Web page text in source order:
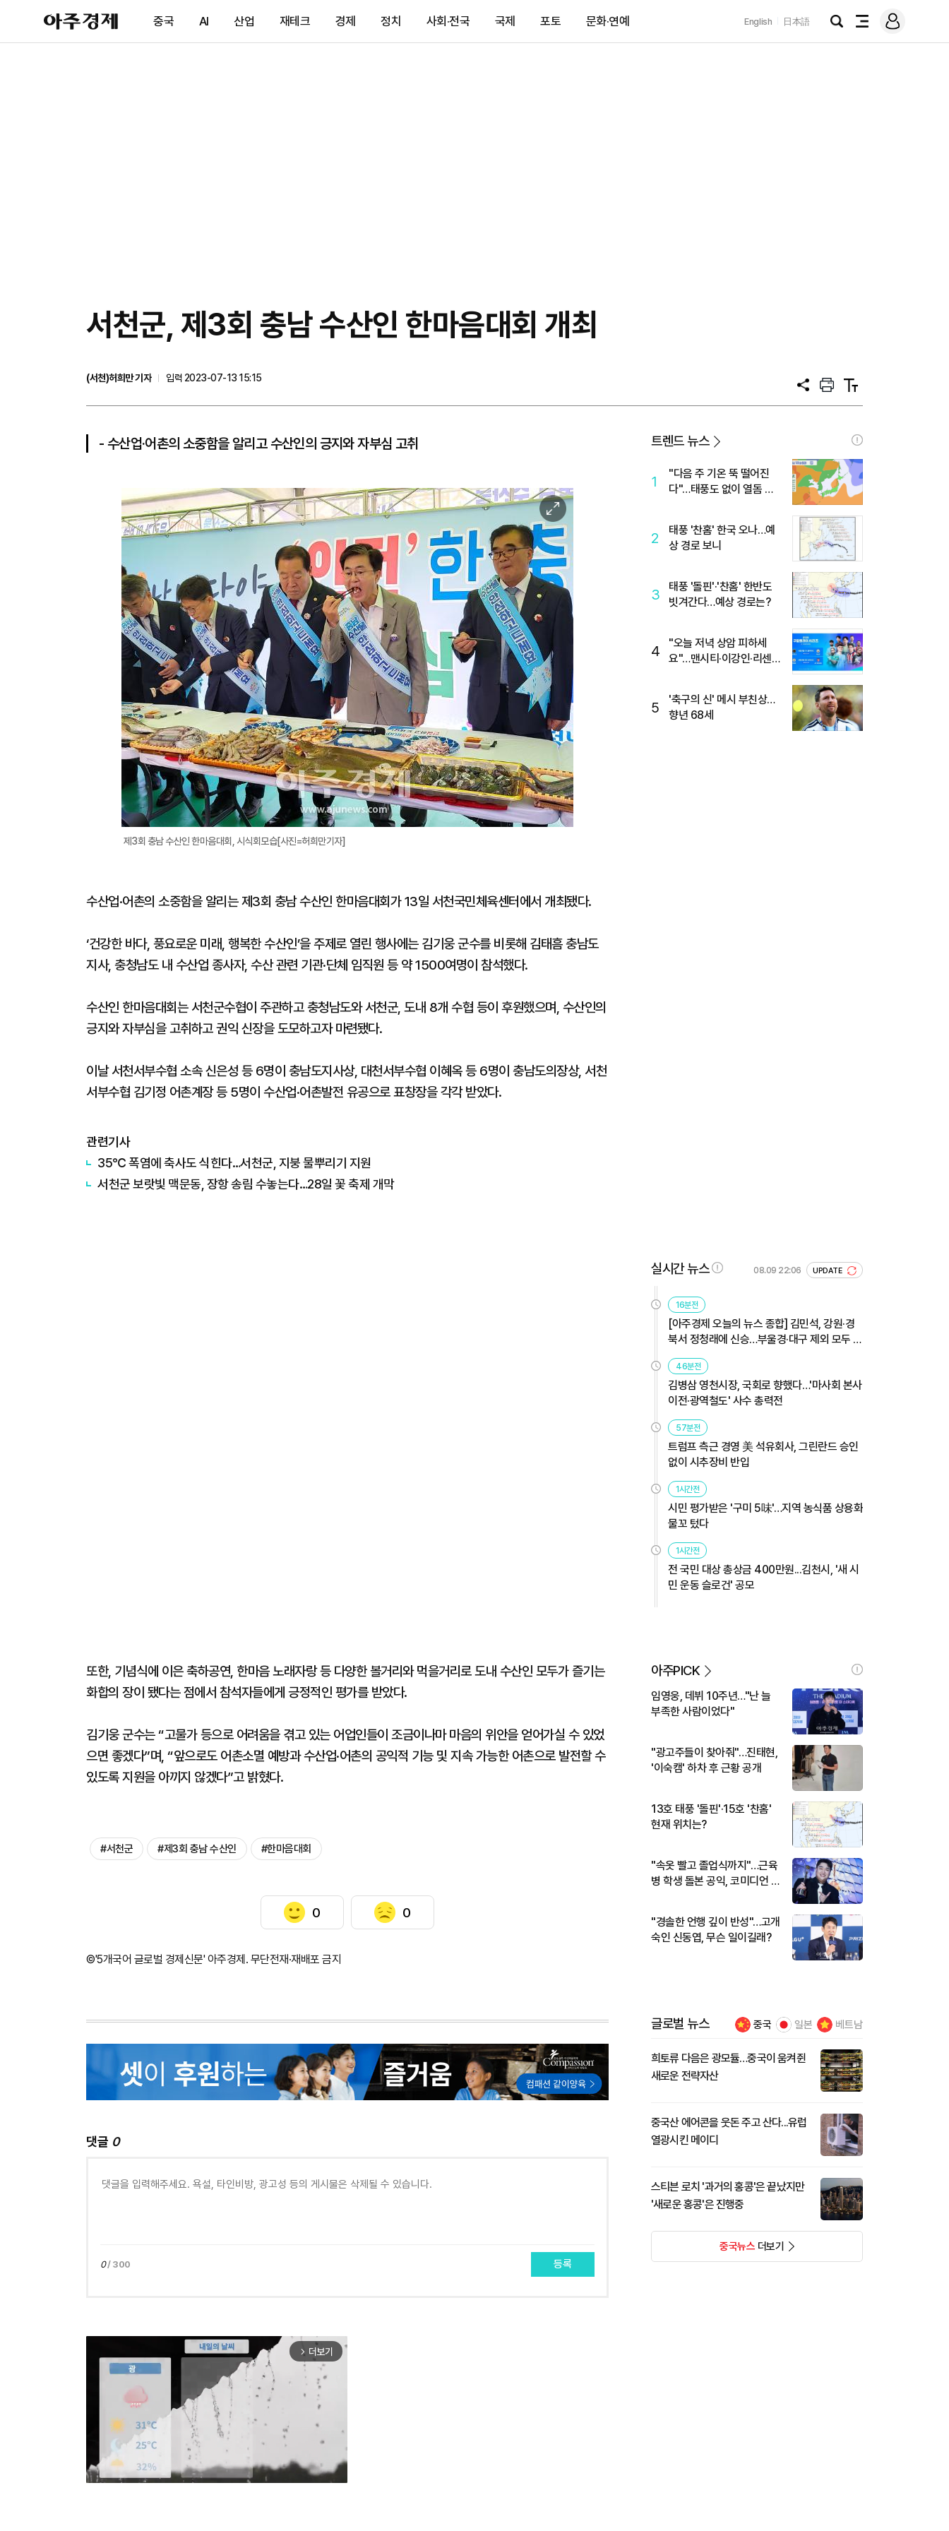
아
주
제
중국 AI 산업 재테크 경제 정치 사회·전국 국제 포토 문화·연예 English 日本語
검
전
메
그
서천군, 제3회 충남 수산인 한마음대회 개최
(서천)허희만 기자
입력 2023-07-13 15:15
공
프
트
텍
트
- 수산업·어촌의 소중함을 알리고 수산인의 긍지와 자부심 고취
이
미
지
확
대
제3회 충남 수산인 한마음대회, 시식회모습[사진=허희만기자]
수산업·어촌의 소중함을 알리는 제3회 충남 수산인 한마음대회가 13일 서천국민체육센터에서 개최됐다.
‘건강한 바다, 풍요로운 미래, 행복한 수산인’을 주제로 열린 행사에는 김기웅 군수를 비롯해 김태흠 충남도
지사, 충청남도 내 수산업 종사자, 수산 관련 기관·단체 임직원 등 약 1500여명이 참석했다.
수산인 한마음대회는 서천군수협이 주관하고 충청남도와 서천군, 도내 8개 수협 등이 후원했으며, 수산인의
긍지와 자부심을 고취하고 권익 신장을 도모하고자 마련됐다.
이날 서천서부수협 소속 신은성 등 6명이 충남도지사상, 대천서부수협 이혜옥 등 6명이 충남도의장상, 서천
서부수협 김기정 어촌계장 등 5명이 수산업·어촌발전 유공으로 표창장을 각각 받았다.
관련기사
35℃ 폭염에 축사도 식힌다…서천군, 지붕 물뿌리기 지원
서천군 보랏빛 맥문동, 장항 송림 수놓는다…28일 꽃 축제 개막
또한, 기념식에 이은 축하공연, 한마음 노래자랑 등 다양한 볼거리와 먹을거리로 도내 수산인 모두가 즐기는
화합의 장이 됐다는 점에서 참석자들에게 긍정적인 평가를 받았다.
김기웅 군수는 “고물가 등으로 어려움을 겪고 있는 어업인들이 조금이나마 마음의 위안을 얻어가실 수 있었
으면 좋겠다”며, “앞으로도 어촌소멸 예방과 수산업·어촌의 공익적 기능 및 지속 가능한 어촌으로 발전할 수
있도록 지원을 아끼지 않겠다”고 밝혔다.
#서천군 #제3회 충남 수산인 #한마음대회
0 0
©'5개국어 글로벌 경제신문' 아주경제. 무단전재·재배포 금지
댓글 0
0/ 300 등록
arrow_forward_ios 더보기
트렌드 뉴스
1
"다음 주 기온 뚝 떨어진
다"…태풍도 없이 열돔 박
2
태풍 '찬홈' 한국 오나…예
상 경로 보니
3
태풍 '돌핀'·'찬홈' 한반도
빗겨간다…예상 경로는?
4
"오늘 저녁 상암 피하세
요"…맨시티·이강인·리센느
5
'축구의 신' 메시 부친상…
향년 68세
실시간 뉴스 08.09 22:06 UPDATE
16분전
[아주경제 오늘의 뉴스 종합] 김민석, 강원·경
북서 정청래에 신승…부울경·대구 제외 모두 웃
었다 外
46분전
김병삼 영천시장, 국회로 향했다…'마사회 본사
이전·광역철도' 사수 총력전
57분전
트럼프 측근 경영 美 석유회사, 그린란드 승인
없이 시추장비 반입
1시간전
시민 평가받은 '구미 5味'…지역 농식품 상용화
물꼬 텄다
1시간전
전 국민 대상 총상금 400만원...김천시, '새 시
민 운동 슬로건' 공모
아주PICK
임영웅, 데뷔 10주년…"난 늘
부족한 사람이었다"
"광고주들이 찾아줘"…진태현,
'이숙캠' 하차 후 근황 공개
13호 태풍 '돌핀'·15호 '찬홈'
현재 위치는?
"속옷 빨고 졸업식까지"…근육
병 학생 돌본 공익, 코미디언 김
"경솔한 언행 깊이 반성"…고개
숙인 신동엽, 무슨 일이길래?
글로벌 뉴스 중국 일본 베트남
희토류 다음은 광모듈…중국이 움켜쥔
새로운 전략자산
중국산 에어콘을 웃돈 주고 산다...유럽
열광시킨 메이디
스티븐 로치 '과거의 홍콩'은 끝났지만
'새로운 홍콩'은 진행중
중국뉴스더보기